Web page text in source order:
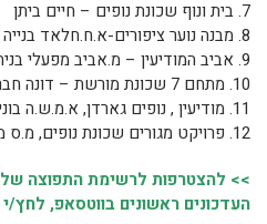
7. בית ונוף שכונת נופים – חיים ביתן
8. מבנה נוער ציפורים-א.ח.חלאד בנייה בע״מ
9. אביב המודיעין – מ.אביב מפעלי בניה בע"מ
10. מתחם 7 שכונת מורשת – דונה חברה לבנייה והנדסה בע"מ
11. מודיעין , נופים גארדן, א.מ.ש.ה בוני הבירה.
12. פרויקט מגורים שכונת נופים, מ.ס מוריס לעבודות בניה בע"מ.
>> להצטרפות לרשימת התפוצה של
העדכונים ראשונים בווטסאפ, לחץ/